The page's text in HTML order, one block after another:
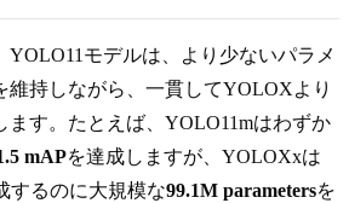
YOLO11モデルは、より少ないパラメ
維持しながら、一貫してYOLOXより
ます。たとえば、YOLO11mはわずか
mAPを達成しますが、YOLOXxは
するのに大規模な99.1M parametersを